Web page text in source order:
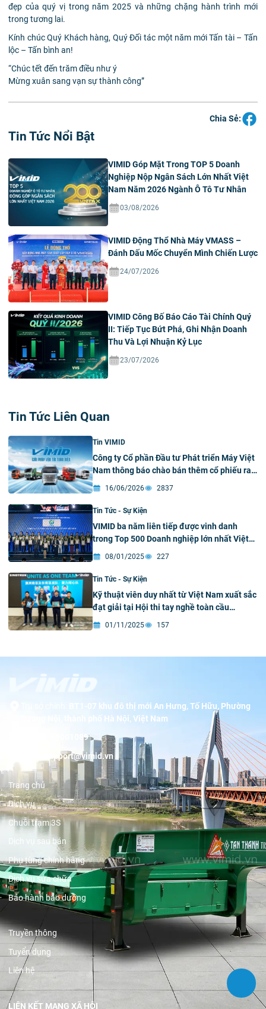
đẹp của quý vị trong năm 2025 và những chặng hành trình mới
trong tương lai.
Kính chúc Quý Khách hàng, Quý Đối tác một năm mới Tấn tài – Tấn
lộc – Tấn bình an!
“Chúc tết đến trăm điều như ý
Mừng xuân sang vạn sự thành công”
Chia Sẻ:
Tin Tức Nổi Bật
VIMID Góp Mặt Trong TOP 5 Doanh
Nghiệp Nộp Ngân Sách Lớn Nhất Việt
Nam Năm 2026 Ngành Ô Tô Tư Nhân
03/08/2026
VIMID Động Thổ Nhà Máy VMASS –
Đánh Dấu Mốc Chuyển Mình Chiến Lược
24/07/2026
VIMID Công Bố Báo Cáo Tài Chính Quý
II: Tiếp Tục Bứt Phá, Ghi Nhận Doanh
Thu Và Lợi Nhuận Kỷ Lục
23/07/2026
Tin Tức Liên Quan
Tin VIMID
Công ty Cổ phần Đầu tư Phát triển Máy Việt
Nam thông báo chào bán thêm cổ phiếu ra
công chúng
16/06/2026 2837
Tin Tức - Sự Kiện
VIMID ba năm liên tiếp được vinh danh
trong Top 500 Doanh nghiệp lớn nhất Việt
Nam
08/01/2025 227
Tin Tức - Sự Kiện
Kỹ thuật viên duy nhất từ Việt Nam xuất sắc
đạt giải tại Hội thi tay nghề toàn cầu
SINOTRUK 2025
01/11/2025 157
BT1-07 khu đô thị mới An Hưng, Tố Hữu, Phường
Dương Nội, thành phố Hà Nội, Việt Nam
19001089
support@vimid.vn
Trang chủ
Dịch vụ
Chuỗi trạm 3S
Dịch vụ sau bán
Phụ tùng chính hãng
Dịch vụ sửa chữa
Bảo hành bảo dưỡng
Truyền thông
Tuyển dụng
Liên hệ
LIÊN KẾT MẠNG XÃ HỘI